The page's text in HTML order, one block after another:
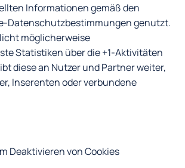
Informationen gemäß den
Datenschutzbestimmungen genutzt.
möglicherweise
Statistiken über die +1-Aktivitäten
diese an Nutzer und Partner weiter,
Inserenten oder verbundene
Deaktivieren von Cookies